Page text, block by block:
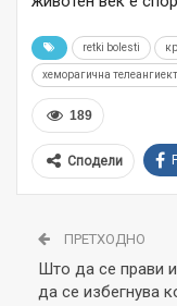
retki bolesti
хеморагична
189
Сподели
ПРЕТХОДНО
Што да се прави
да се избегнува